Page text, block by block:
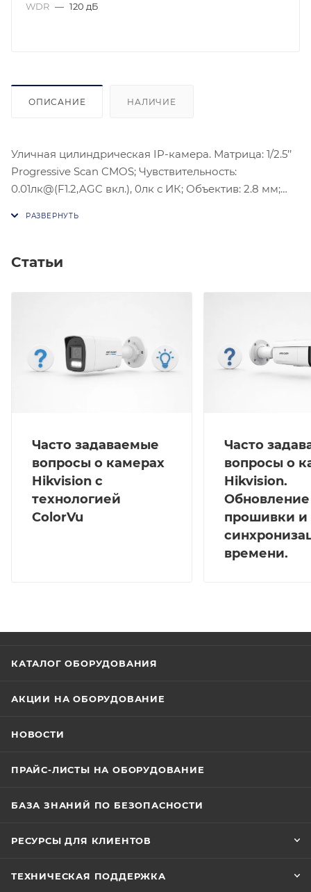
WDR — 120 дБ
ОПИСАНИЕ НАЛИЧИЕ
Уличная цилиндрическая IP-камера. Матрица: 1/2.5’’
Progressive Scan CMOS; Чувствительность:
0.01лк@(F1.2,AGC вкл.), 0лк с ИК; Объектив: 2.8 мм;
(3840×2160); SVC; 120дБ WDR, 3D DNR, BLC, 1 регион
Сетевой интерфейс: 1 RJ45 10M/100M Ethernet; Слот
Вт макс.; Рабочие условия: -40 °C…+60 °C, влажность
95% или меньше (без конденсата); Защита: IP67;
Дальность действия EXIR-подсветки: До 80 м;
Статьи
Часто задаваемые
вопросы о камерах
Hikvision с
технологией
ColorVu
Часто
вопросы о
Hikvision.
Обновление
прошивки и
времени.
КАТАЛОГ ОБОРУДОВАНИЯ
АКЦИИ НА ОБОРУДОВАНИЕ
НОВОСТИ
ПРАЙС-ЛИСТЫ НА ОБОРУДОВАНИЕ
БАЗА ЗНАНИЙ ПО БЕЗОПАСНОСТИ
РЕСУРСЫ ДЛЯ КЛИЕНТОВ
ТЕХНИЧЕСКАЯ ПОДДЕРЖКА